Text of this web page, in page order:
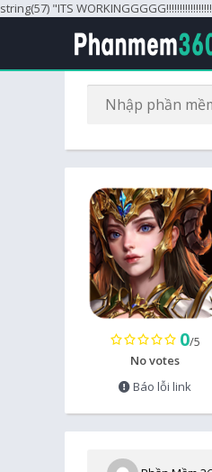
string(57) "ITS
0/5
No votes
Báo lỗi link